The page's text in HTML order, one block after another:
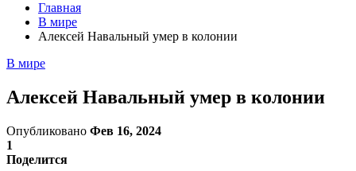
Главная
В мире
Алексей Навальный умер в колонии
В мире
Алексей Навальный умер в колонии
Опубликовано Фев 16, 2024
1
Поделится